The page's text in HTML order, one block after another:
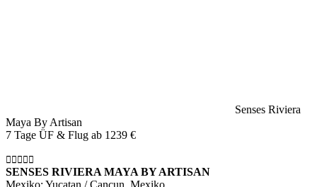
Senses Riviera
Maya By Artisan
7 Tage ÜF & Flug ab 1239 €
SENSES RIVIERA MAYA BY ARTISAN
Mexiko: Yucatan / Cancun, Mexiko